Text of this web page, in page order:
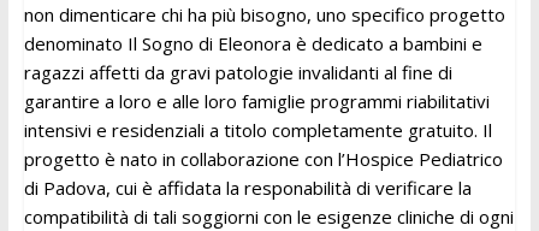
non dimenticare chi ha più bisogno, uno specifico progetto
denominato Il Sogno di Eleonora è dedicato a bambini e
ragazzi affetti da gravi patologie invalidanti al fine di
garantire a loro e alle loro famiglie programmi riabilitativi
intensivi e residenziali a titolo completamente gratuito. Il
progetto è nato in collaborazione con l’Hospice Pediatrico
di Padova, cui è affidata la responabilità di verificare la
compatibilità di tali soggiorni con le esigenze cliniche di ogni